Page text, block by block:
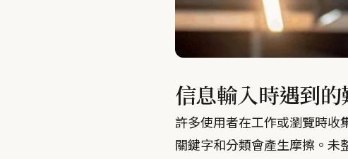
信息輸入時遇到的
許多使用者在工作或瀏覽時收
關鍵字和分類會產生摩擦。未